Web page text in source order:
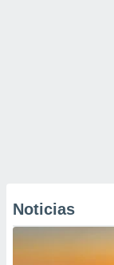
Noticias